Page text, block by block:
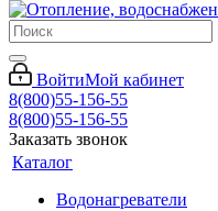
ВойтиМой кабинет
8(800)55-156-55
8(800)55-156-55
Заказать звонок
Каталог
Водонагреватели